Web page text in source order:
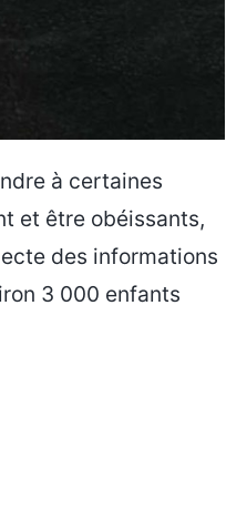
à certaines
et être obéissants,
des informations
3 000 enfants